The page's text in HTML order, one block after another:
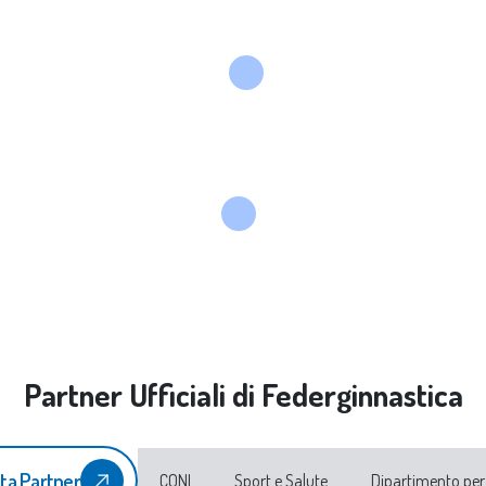
Partner Ufficiali di Federginnastica
Partner CONI Sport e Salute Dipartimento